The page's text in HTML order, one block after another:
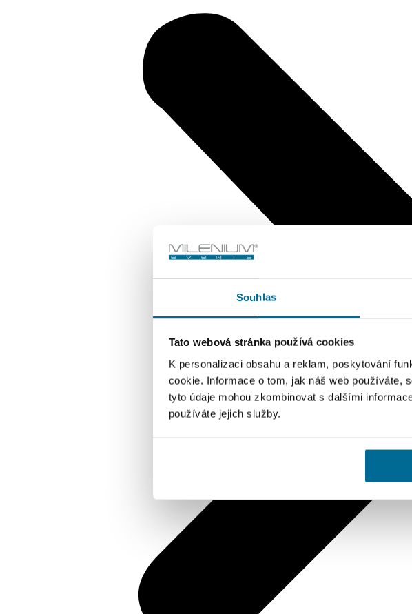
Souhlas
Tato webová stránka používá cookies
K personalizaci obsahu a reklam, poskytování
cookie. Informace o tom, jak náš web používáte,
tyto údaje mohou zkombinovat s dalšími
používáte jejich služby.